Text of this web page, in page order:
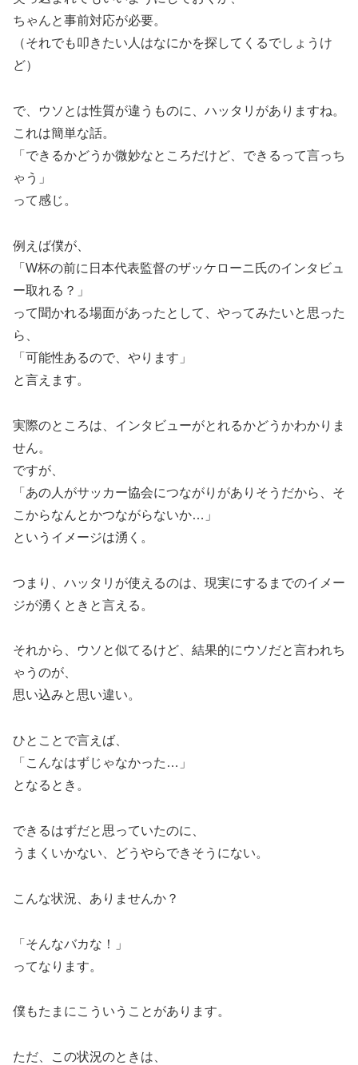
ちゃんと事前対応が必要。
（それでも叩きたい人はなにかを探してくるでしょうけ
ど）
で、ウソとは性質が違うものに、ハッタリがありますね。
これは簡単な話。
「できるかどうか微妙なところだけど、できるって言っち
ゃう」
って感じ。
例えば僕が、
「W杯の前に日本代表監督のザッケローニ氏のインタビュ
ー取れる？」
って聞かれる場面があったとして、やってみたいと思った
ら、
「可能性あるので、やります」
と言えます。
実際のところは、インタビューがとれるかどうかわかりま
せん。
ですが、
「あの人がサッカー協会につながりがありそうだから、そ
こからなんとかつながらないか…」
というイメージは湧く。
つまり、ハッタリが使えるのは、現実にするまでのイメー
ジが湧くときと言える。
それから、ウソと似てるけど、結果的にウソだと言われち
ゃうのが、
思い込みと思い違い。
ひとことで言えば、
「こんなはずじゃなかった…」
となるとき。
できるはずだと思っていたのに、
うまくいかない、どうやらできそうにない。
こんな状況、ありませんか？
「そんなバカな！」
ってなります。
僕もたまにこういうことがあります。
ただ、この状況のときは、